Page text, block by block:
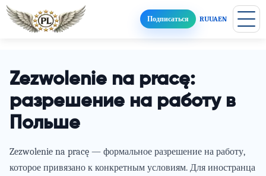
Подписаться RUUAEN
Zezwolenie na pracę:
разрешение на работу в
Польше
Zezwolenie na pracę — формальное разрешение на работу,
которое привязано к конкретным условиям. Для иностранца